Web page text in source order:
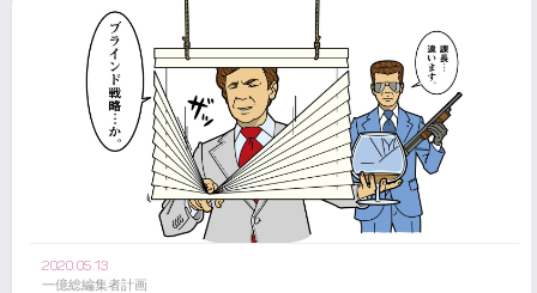
2020.05.13
一億総編集者計画